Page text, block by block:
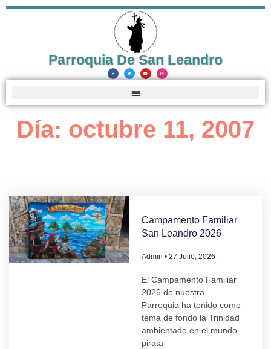
Parroquia De San Leandro
Día: octubre 11, 2007
Campamento Familiar
San Leandro 2026
Admin 27 Julio, 2026
El Campamento Familiar
2026 de nuestra
Parroquia ha tenido como
tema de fondo la Trinidad
ambientado en el mundo
pirata